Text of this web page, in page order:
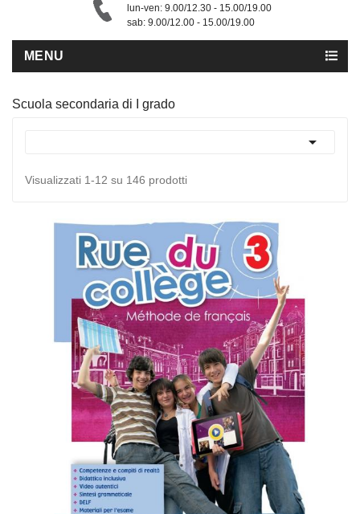
lun-ven: 9.00/12.30 - 15.00/19.00
sab: 9.00/12.00 - 15.00/19.00
MENU
Scuola secondaria di I grado

Visualizzati 1-12 su 146 prodotti